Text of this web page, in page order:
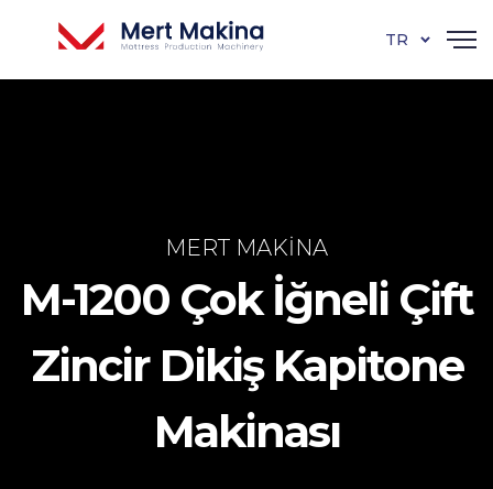
TR
MERT MAKINA
M-1200 Çok İğneli Çift
Zincir Dikiş Kapitone
Makinası